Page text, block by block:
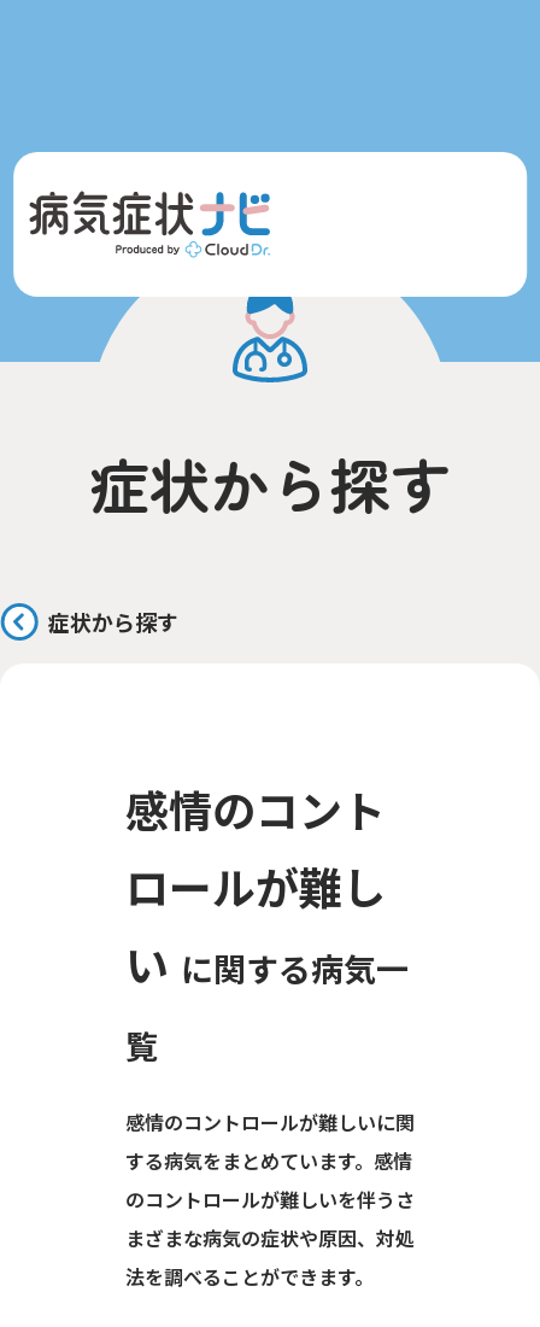
症状から探す
症状から探す
感情のコント
ロールが難し
い に関する病気一
覧
感情のコントロールが難しいに関
する病気をまとめています。感情
のコントロールが難しいを伴うさ
まざまな病気の症状や原因、対処
法を調べることができます。